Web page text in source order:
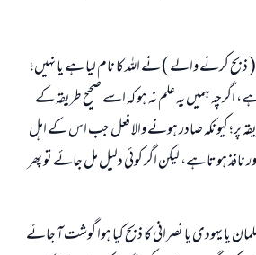
كرنے والے ) نے اللہ كا نام ليا ہے يا نہيں؛
اگرچہ ہميں يہ علم نہ ہو كہ اسے صحيح طريقہ كے
پر؛ كيونكہ صادر ہونے والا فعل جب اس كے اہل
نافذ ہوتا ہے، ليكن اگر كوئى دليل مل جائے تو پھر
يا يہودى يا نصرانى كا ذبح كيا ہوا گوشت آ جائے